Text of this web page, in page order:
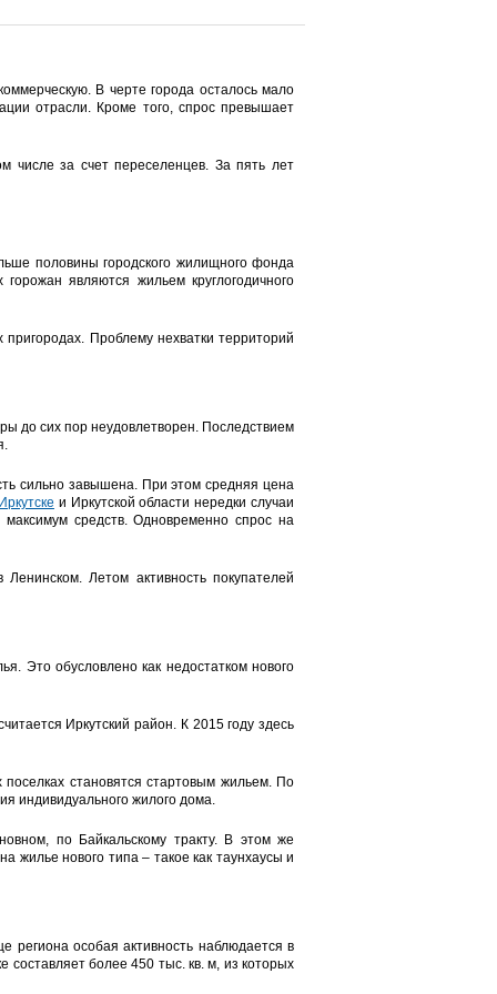
В черте города осталось мало
отрасли. Кроме того, спрос превышает
числе за счет переселенцев. За пять лет
половины городского жилищного фонда
являются жильем круглогодичного
пригородах. Проблему нехватки территорий
до сих пор неудовлетворен. Последствием
сильно завышена. При этом средняя цена
и Иркутской области нередки случаи
средств. Одновременно спрос на
Летом активность покупателей
Это обусловлено как недостатком нового
Иркутский район. К 2015 году здесь
становятся стартовым жильем. По
индивидуального жилого дома.
по Байкальскому тракту. В этом же
жилье нового типа – такое как таунхаусы и
региона особая активность наблюдается в
более 450 тыс. кв. м, из которых